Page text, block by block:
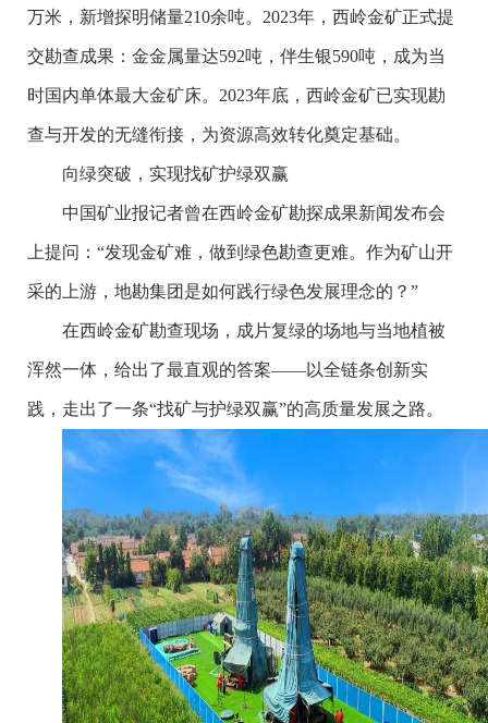
万米，新增探明储量210余吨。2023年，西岭金矿正式提
交勘查成果：金金属量达592吨，伴生银590吨，成为当
时国内单体最大金矿床。2023年底，西岭金矿已实现勘
查与开发的无缝衔接，为资源高效转化奠定基础。
向绿突破，实现找矿护绿双赢
中国矿业报记者曾在西岭金矿勘探成果新闻发布会
上提问：“发现金矿难，做到绿色勘查更难。作为矿山开
采的上游，地勘集团是如何践行绿色发展理念的？”
在西岭金矿勘查现场，成片复绿的场地与当地植被
浑然一体，给出了最直观的答案——以全链条创新实
践，走出了一条“找矿与护绿双赢”的高质量发展之路。